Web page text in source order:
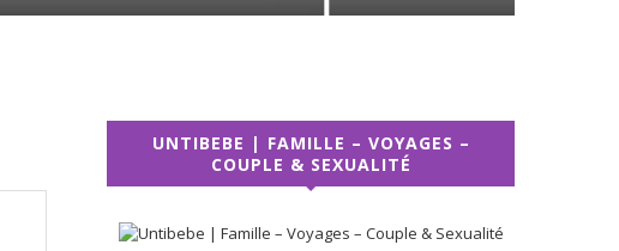
UNTIBEBE | FAMILLE – VOYAGES –
COUPLE & SEXUALITÉ